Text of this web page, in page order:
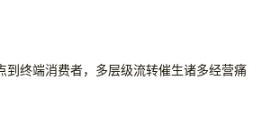
终端消费者，多层级流转催生诸多经营痛